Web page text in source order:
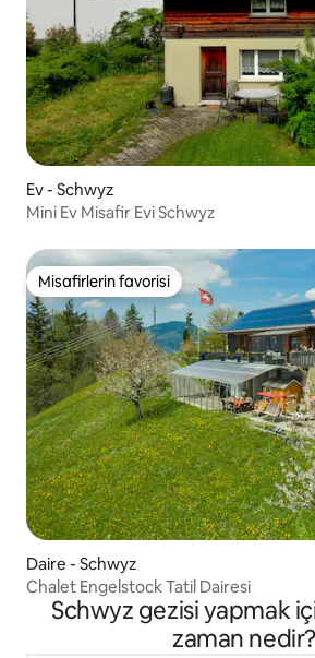
Ev - Schwyz
Mini Ev Misafir Evi Schwyz
Misafirlerin favorisi
Misafirlerin favorisi
Daire - Schwyz
Chalet Engelstock Tatil Dairesi
Schwyz gezisi yapmak
zaman nedir?